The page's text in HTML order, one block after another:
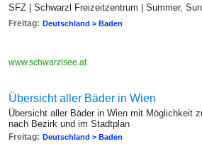
SFZ | Schwarzl Freizeitzentrum | Summer,
Freitag: Deutschland > Baden
www.schwarzlsee.at
Übersicht aller Bäder in Wien
Übersicht aller Bäder in Wien mit Möglichkeit
nach Bezirk und im Stadtplan
Freitag: Deutschland > Baden